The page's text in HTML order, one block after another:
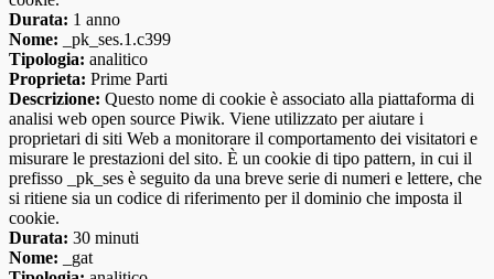
Durata: 1 anno
Nome: _pk_ses.1.c399
Tipologia: analitico
Proprieta: Prime Parti
Descrizione: Questo nome di cookie è associato alla piattaforma di
analisi web open source Piwik. Viene utilizzato per aiutare i
proprietari di siti Web a monitorare il comportamento dei visitatori e
misurare le prestazioni del sito. È un cookie di tipo pattern, in cui il
prefisso _pk_ses è seguito da una breve serie di numeri e lettere, che
si ritiene sia un codice di riferimento per il dominio che imposta il
cookie.
Durata: 30 minuti
Nome: _gat